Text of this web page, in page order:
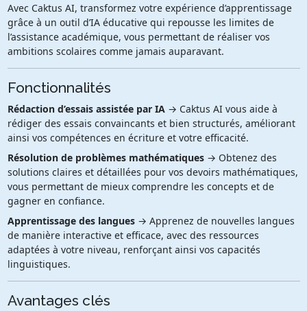
Avec Caktus AI, transformez votre expérience d’apprentissage
grâce à un outil d’IA éducative qui repousse les limites de
l’assistance académique, vous permettant de réaliser vos
ambitions scolaires comme jamais auparavant.
Fonctionnalités
Rédaction d’essais assistée par IA→ Caktus AI vous aide à
rédiger des essais convaincants et bien structurés, améliorant
ainsi vos compétences en écriture et votre efficacité.
Résolution de problèmes mathématiques→ Obtenez des
solutions claires et détaillées pour vos devoirs mathématiques,
vous permettant de mieux comprendre les concepts et de
gagner en confiance.
Apprentissage des langues→ Apprenez de nouvelles langues
de manière interactive et efficace, avec des ressources
adaptées à votre niveau, renforçant ainsi vos capacités
linguistiques.
Avantages clés